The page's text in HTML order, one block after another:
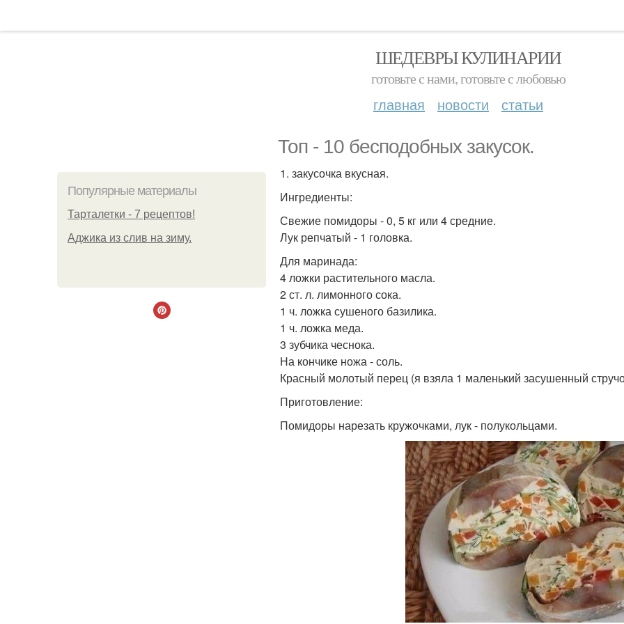
ШЕДЕВРЫ КУЛИНАРИИ
готовьте с нами, готовьте с любовью
главная новости статьи
Топ - 10 бесподобных закусок.
Популярные материалы
Тарталетки - 7 рецептов!
Аджика из слив на зиму.
1. закусочка вкусная.
Ингредиенты:
Свежие помидоры - 0, 5 кг или 4 средние.
Лук репчатый - 1 головка.
Для маринада:
4 ложки растительного масла.
2 ст. л. лимонного сока.
1 ч. ложка сушеного базилика.
1 ч. ложка меда.
3 зубчика чеснока.
На кончике ножа - соль.
Красный молотый перец (я взяла 1 маленький засушенный
Приготовление:
Помидоры нарезать кружочками, лук - полукольцами.